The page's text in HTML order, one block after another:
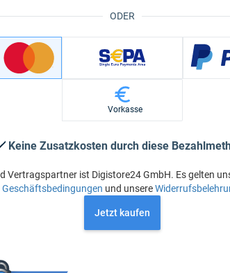
ODER
Vorkasse
Keine Zusatzkosten durch diese
Vertragspartner ist Digistore24 GmbH. Es gelten
Geschäftsbedingungen und unsere
Jetzt kaufen